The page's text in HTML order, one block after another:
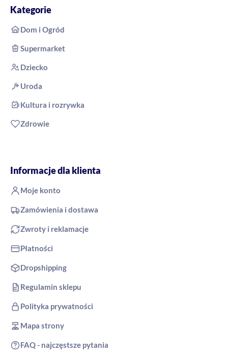
Kategorie
Dom i Ogród
Supermarket
Dziecko
Uroda
Kultura i rozrywka
Zdrowie
Informacje dla klienta
Moje konto
Zamówienia i dostawa
Zwroty i reklamacje
Płatności
Dropshipping
Regulamin sklepu
Polityka prywatności
Mapa strony
FAQ - najczęstsze pytania